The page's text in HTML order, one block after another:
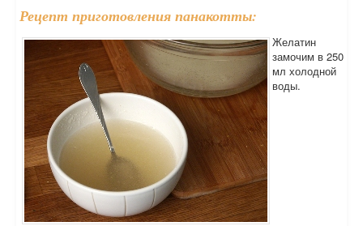
Рецепт приготовления панакотты:
Желатин
замочим в 250
мл холодной
воды.